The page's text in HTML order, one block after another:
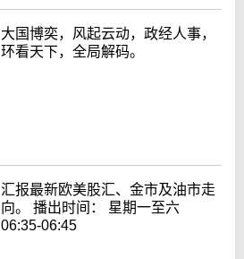
大国博奕，风起云动，政经人事，
环看天下，全局解码。
汇报最新欧美股汇、金市及油市走
向。 播出时间： 星期一至六
06:35-06:45